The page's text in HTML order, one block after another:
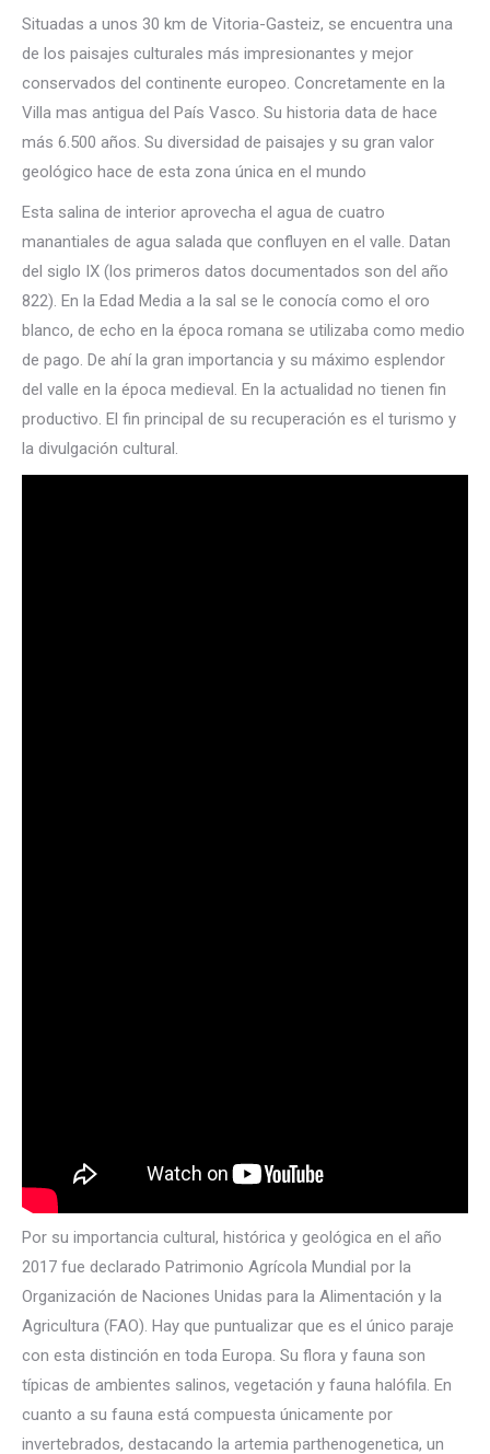
Situadas a unos 30 km de Vitoria-Gasteiz, se encuentra una
de los paisajes culturales más impresionantes y mejor
conservados del continente europeo. Concretamente en la
Villa mas antigua del País Vasco. Su historia data de hace
más 6.500 años. Su diversidad de paisajes y su gran valor
geológico hace de esta zona única en el mundo
Esta salina de interior aprovecha el agua de cuatro
manantiales de agua salada que confluyen en el valle. Datan
del siglo IX (los primeros datos documentados son del año
822). En la Edad Media a la sal se le conocía como el oro
blanco, de echo en la época romana se utilizaba como medio
de pago. De ahí la gran importancia y su máximo esplendor
del valle en la época medieval. En la actualidad no tienen fin
productivo. El fin principal de su recuperación es el turismo y
la divulgación cultural.
Por su importancia cultural, histórica y geológica en el año
2017 fue declarado Patrimonio Agrícola Mundial por la
Organización de Naciones Unidas para la Alimentación y la
Agricultura (FAO). Hay que puntualizar que es el único paraje
con esta distinción en toda Europa. Su flora y fauna son
típicas de ambientes salinos, vegetación y fauna halófila. En
cuanto a su fauna está compuesta únicamente por
invertebrados, destacando la artemia parthenogenetica, un